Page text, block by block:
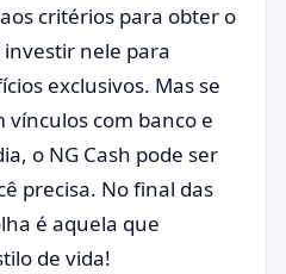
critérios para obter o
nele para
exclusivos. Mas se
vínculos com banco e
o NG Cash pode ser
precisa. No final das
é aquela que
de vida!